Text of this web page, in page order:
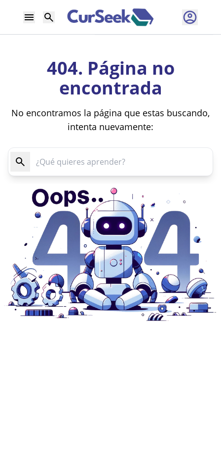
404. Página no
encontrada
No encontramos la página que estas buscando,
intenta nuevamente: